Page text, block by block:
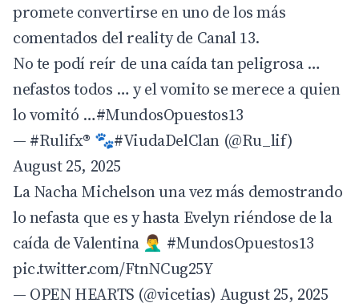
promete convertirse en uno de los más
comentados del reality de Canal 13.
No te podí reír de una caída tan peligrosa …
nefastos todos … y el vomito se merece a quien
lo vomitó …#MundosOpuestos13
— #Rulifx® 🐾#ViudaDelClan (@Ru_lif)
August 25, 2025
La Nacha Michelson una vez más demostrando
lo nefasta que es y hasta Evelyn riéndose de la
caída de Valentina 🤦‍♂️ #MundosOpuestos13
pic.twitter.com/FtnNCug25Y
— OPEN HEARTS (@vicetias) August 25, 2025